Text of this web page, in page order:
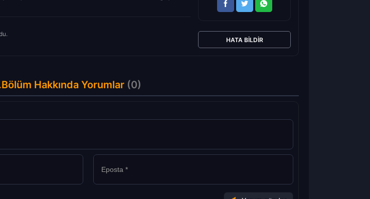
HATA BILDIR
Hakkında Yorumlar (0)